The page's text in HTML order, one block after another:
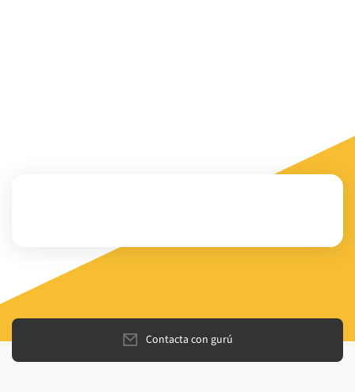
Contacta con gurú